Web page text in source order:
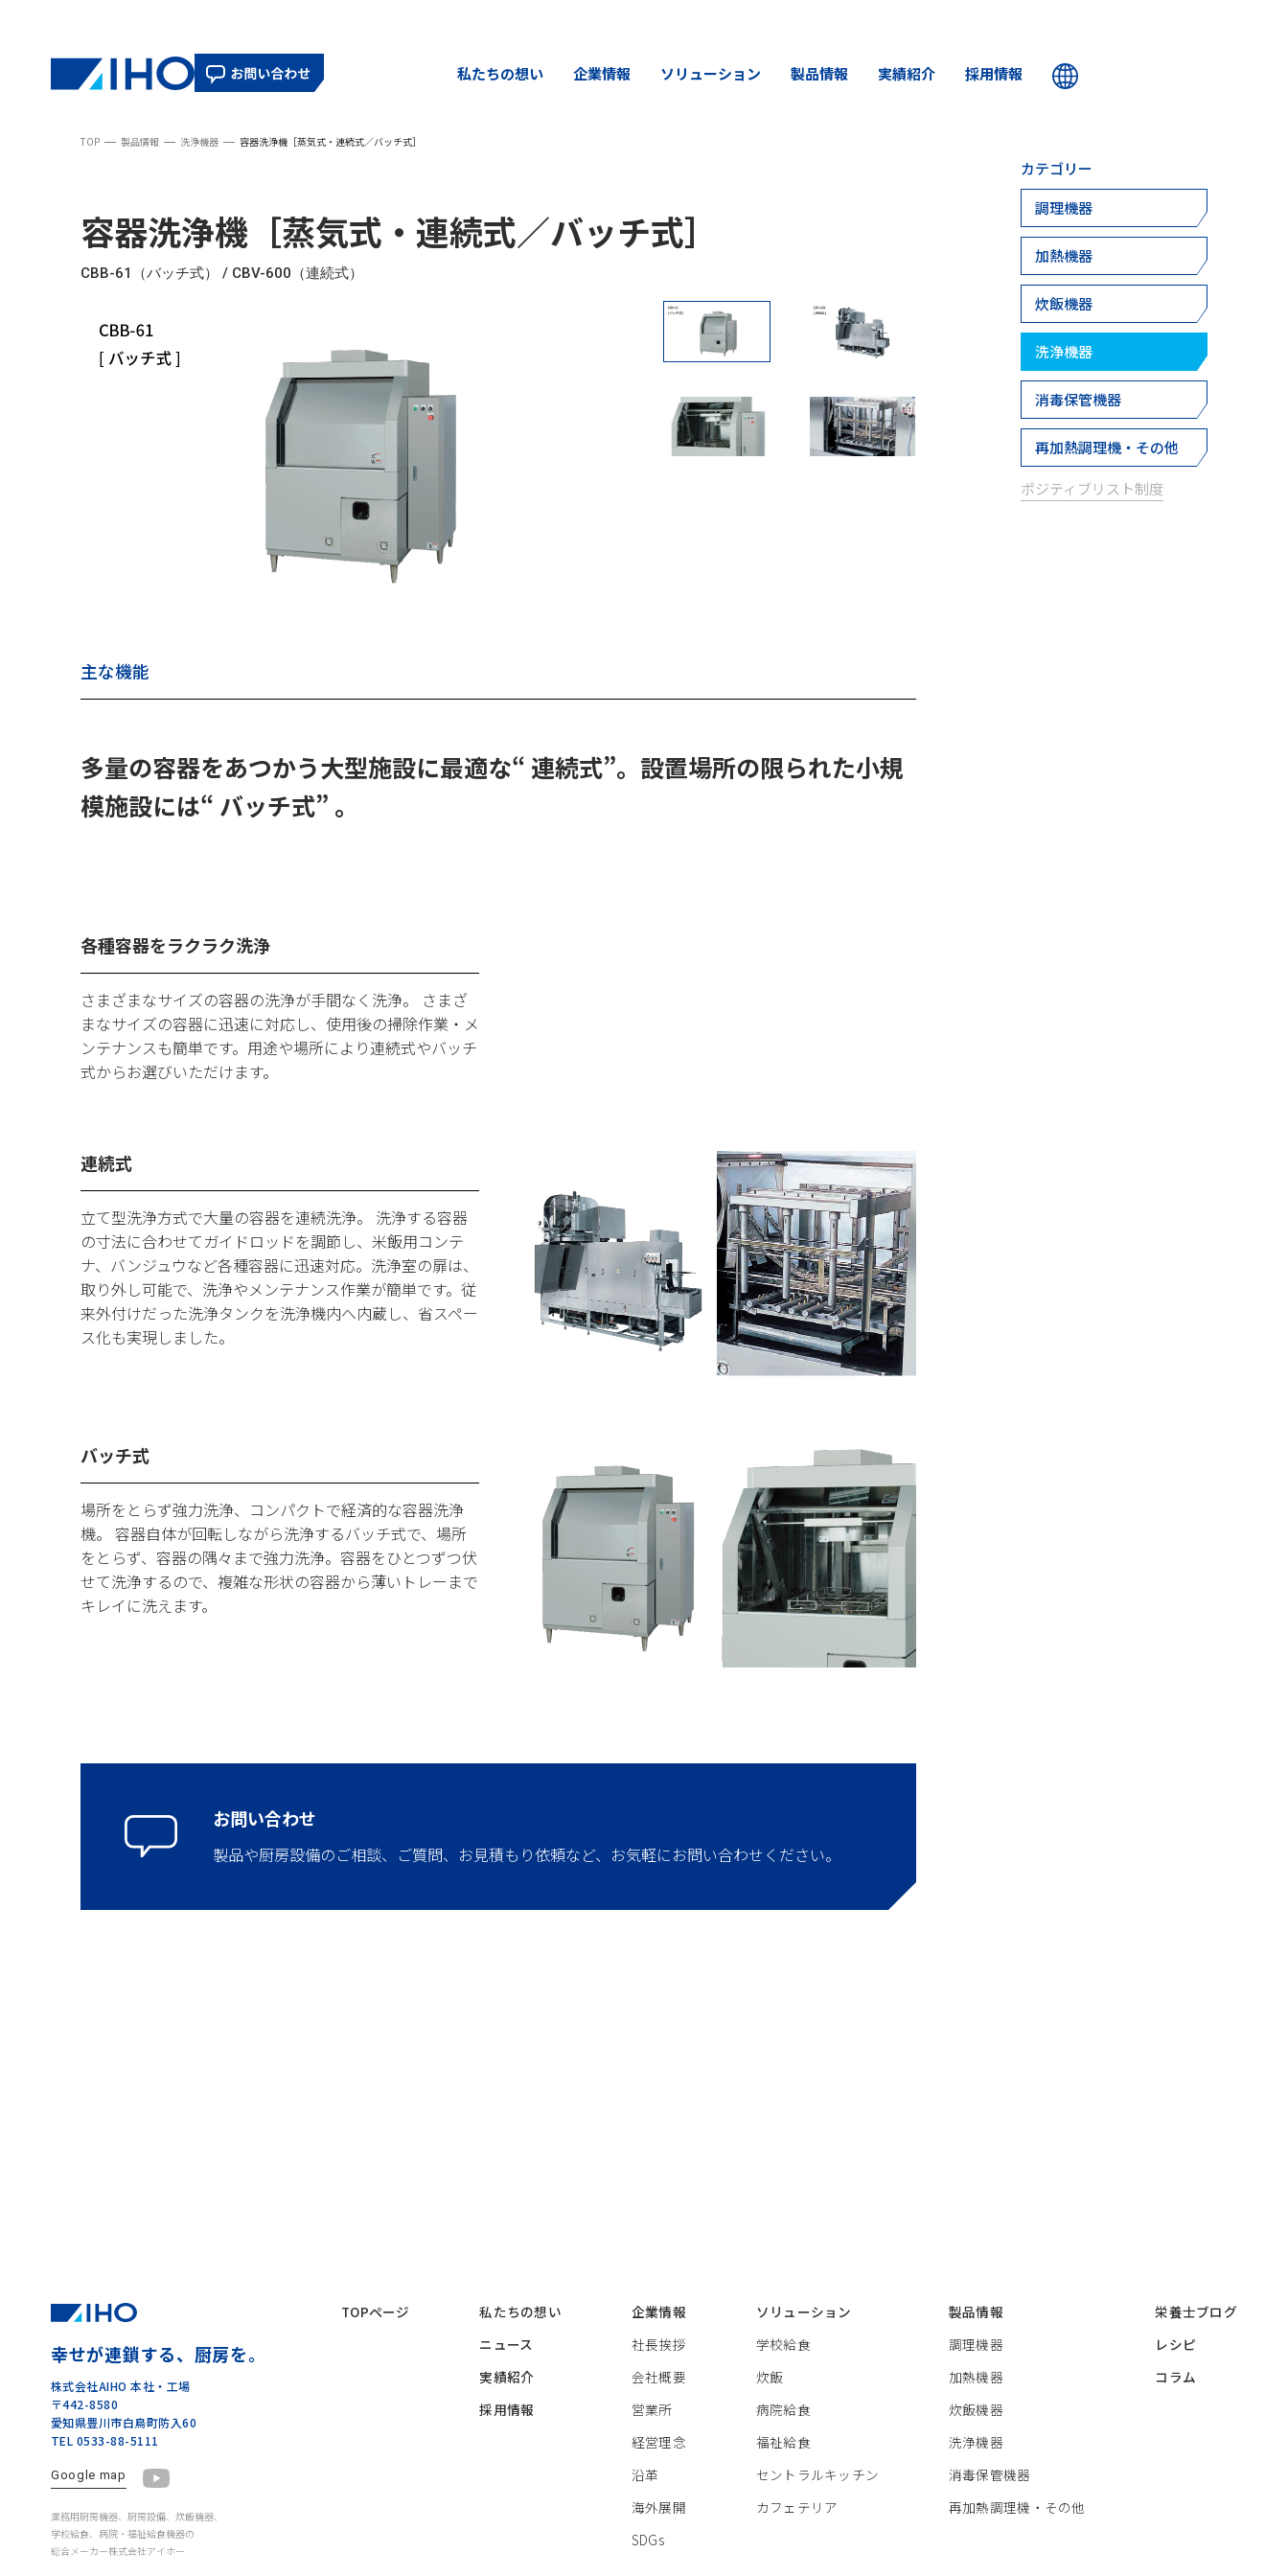
私たちの想い 企業情報 ソリューション 製品情報 実績紹介 採用情報
TOP 製品情報 洗浄機器 容器洗浄機［蒸気式・連続式／バッチ式］
容器洗浄機［蒸気式・連続式／バッチ式］
CBB-61（バッチ式） / CBV-600（連続式）
主な機能
多量の容器をあつかう大型施設に最適な“ 連続式”。設置場所の限られた小規
模施設には“ バッチ式” 。
各種容器をラクラク洗浄
さまざまなサイズの容器の洗浄が手間なく洗浄。 さまざ
まなサイズの容器に迅速に対応し、使用後の掃除作業・メ
ンテナンスも簡単です。用途や場所により連続式やバッチ
式からお選びいただけます。
連続式
立て型洗浄方式で大量の容器を連続洗浄。 洗浄する容器
の寸法に合わせてガイドロッドを調節し、米飯用コンテ
ナ、バンジュウなど各種容器に迅速対応。洗浄室の扉は、
取り外し可能で、洗浄やメンテナンス作業が簡単です。従
来外付けだった洗浄タンクを洗浄機内へ内蔵し、省スペー
ス化も実現しました。
バッチ式
場所をとらず強力洗浄、コンパクトで経済的な容器洗浄
機。 容器自体が回転しながら洗浄するバッチ式で、場所
をとらず、容器の隅々まで強力洗浄。容器をひとつずつ伏
せて洗浄するので、複雑な形状の容器から薄いトレーまで
キレイに洗えます。
お問い合わせ
製品や厨房設備のご相談、ご質問、お見積もり依頼など、お気軽にお問い合わせください。
カテゴリー
調理機器
加熱機器
炊飯機器
洗浄機器
消毒保管機器
再加熱調理機・その他
ポジティブリスト制度
幸せが連鎖する、厨房を。
株式会社AIHO 本社・工場
〒442-8580
愛知県豊川市白鳥町防入60
TEL 0533-88-5111
Google map
業務用厨房機器、厨房設備、炊飯機器、
学校給食、病院・福祉給食機器の
総合メーカー株式会社アイホー
TOPページ
私たちの想い
ニュース
実績紹介
採用情報
企業情報
社長挨拶
会社概要
営業所
経営理念
沿革
海外展開
SDGs
ソリューション
学校給食
炊飯
病院給食
福祉給食
セントラルキッチン
カフェテリア
製品情報
調理機器
加熱機器
炊飯機器
洗浄機器
消毒保管機器
再加熱調理機・その他
栄養士ブログ
レシピ
コラム